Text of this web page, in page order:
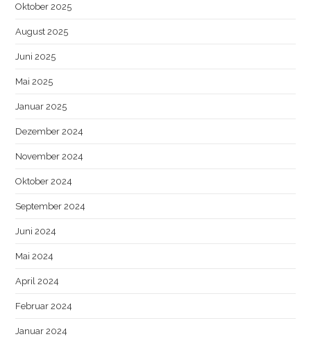
Oktober 2025
August 2025
Juni 2025
Mai 2025
Januar 2025
Dezember 2024
November 2024
Oktober 2024
September 2024
Juni 2024
Mai 2024
April 2024
Februar 2024
Januar 2024